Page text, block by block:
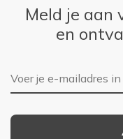
Meld je aan
en
E-mailadres